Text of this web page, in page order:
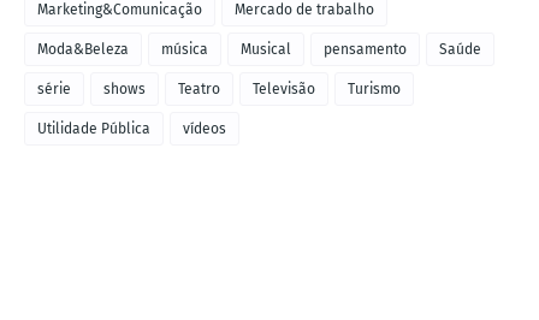
Marketing&Comunicação Mercado de trabalho
Moda&Beleza música Musical pensamento Saúde
série shows Teatro Televisão Turismo
Utilidade Pública vídeos